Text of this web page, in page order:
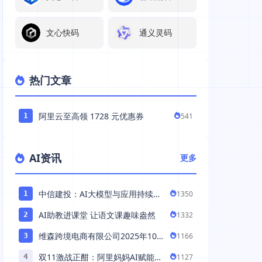
文心快码 通义灵码
热门文章
1 阿里云至高领 1728 元优惠券 541
AI资讯 更多
1
中信建投：AI大模型与应用持续发
1350
2 AI助教进课堂 让语文课趣味盎然 1332
3
维森跨境电商有限公司2025年10
家 ...
1166
4 双11激战正酣：阿里妈妈AI赋能， 1127